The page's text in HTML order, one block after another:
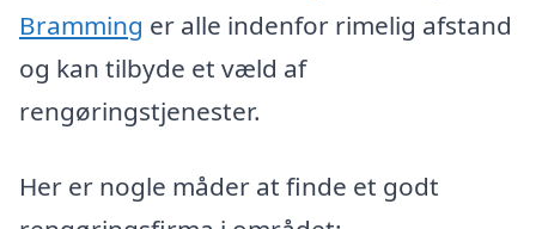
Bramming er alle indenfor rimelig afstand
og kan tilbyde et væld af
rengøringstjenester.
Her er nogle måder at finde et godt